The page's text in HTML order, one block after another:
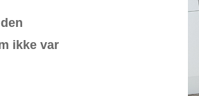
ikke var